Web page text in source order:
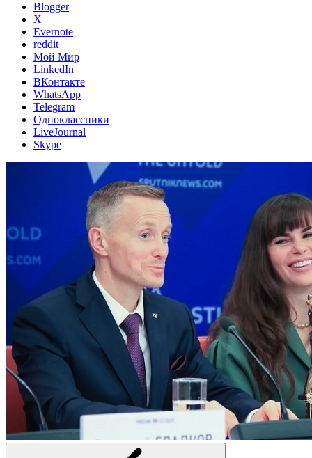
Blogger
X
Evernote
reddit
Мой Мир
LinkedIn
ВКонтакте
WhatsApp
Telegram
Одноклассники
LiveJournal
Skype